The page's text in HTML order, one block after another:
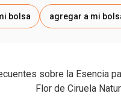
bolsa agregar a mi
sobre la Esencia
Flor de Ciruela